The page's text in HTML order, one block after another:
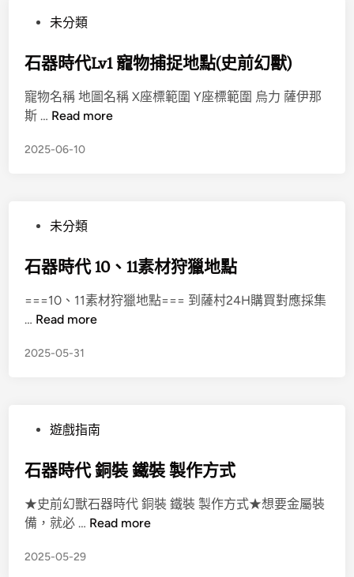
未分類
石器時代Lv1 寵物捕捉地點(史前幻獸)
寵物名稱 地圖名稱 X座標範圍 Y座標範圍 烏力 薩伊那
斯 … Read more
2025-06-10
未分類
石器時代 10、11素材狩獵地點
===10、11素材狩獵地點=== 到薩村24H購買對應採集
… Read more
2025-05-31
遊戲指南
石器時代 銅裝 鐵裝 製作方式
★史前幻獸石器時代 銅裝 鐵裝 製作方式★想要金屬裝
備，就必 … Read more
2025-05-29